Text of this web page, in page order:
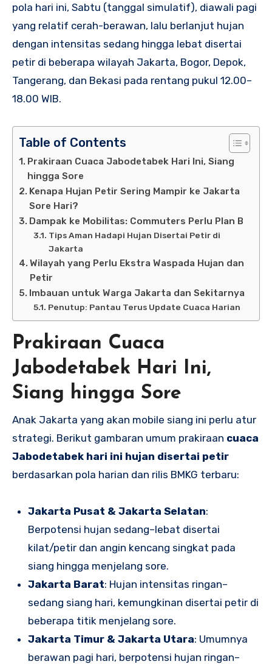
pola hari ini, Sabtu (tanggal simulatif), diawali pagi
yang relatif cerah-berawan, lalu berlanjut hujan
dengan intensitas sedang hingga lebat disertai
petir di beberapa wilayah Jakarta, Bogor, Depok,
Tangerang, dan Bekasi pada rentang pukul 12.00–
18.00 WIB.
Table of Contents
Prakiraan Cuaca Jabodetabek Hari Ini, Siang
hingga Sore
Kenapa Hujan Petir Sering Mampir ke Jakarta
Sore Hari?
Dampak ke Mobilitas: Commuters Perlu Plan B
Tips Aman Hadapi Hujan Disertai Petir di
Jakarta
Wilayah yang Perlu Ekstra Waspada Hujan dan
Petir
Imbauan untuk Warga Jakarta dan Sekitarnya
Penutup: Pantau Terus Update Cuaca Harian
Prakiraan Cuaca
Jabodetabek Hari Ini,
Siang hingga Sore
Anak Jakarta yang akan mobile siang ini perlu atur
strategi. Berikut gambaran umum prakiraan cuaca
Jabodetabek hari ini hujan disertai petir
berdasarkan pola harian dan rilis BMKG terbaru:
Jakarta Pusat & Jakarta Selatan:
Berpotensi hujan sedang–lebat disertai
kilat/petir dan angin kencang singkat pada
siang hingga menjelang sore.
Jakarta Barat: Hujan intensitas ringan–
sedang siang hari, kemungkinan disertai petir di
beberapa titik menjelang sore.
Jakarta Timur & Jakarta Utara: Umumnya
berawan pagi hari, berpotensi hujan ringan–